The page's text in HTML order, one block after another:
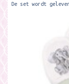
De set wordt